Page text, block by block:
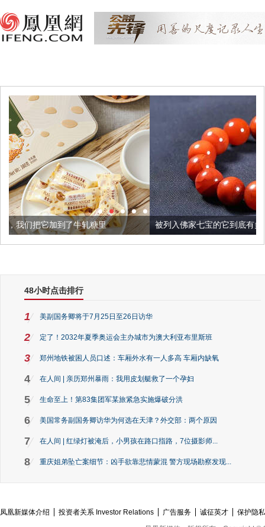
轧糖里 被列入佛家七宝的它到底有多美？
48小时点击排行
1 美副国务卿将于7月25日至26日访华
2 定了！2032年夏季奥运会主办城市为澳大利亚布里斯班
3 郑州地铁被困人员口述：车厢外水有一人多高 车厢内缺氧
4 在人间 | 亲历郑州暴雨：我用皮划艇救了一个孕妇
5 生命至上！第83集团军某旅紧急实施爆破分洪
6 美国常务副国务卿访华为何选在天津？外交部：两个原因
7 在人间 | 红绿灯被淹后，小男孩在路口指路，7位摄影师...
8 重庆姐弟坠亡案细节：凶手欲靠悲情蒙混 警方现场勘察发现...
凤凰新媒体介绍 投资者关系 Investor Relations 广告服务 诚征英才
保护隐